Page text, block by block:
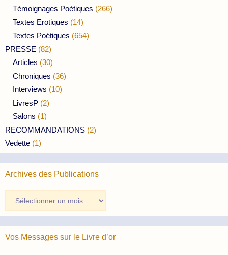
Témoignages Poétiques (266)
Textes Erotiques (14)
Textes Poétiques (654)
PRESSE (82)
Articles (30)
Chroniques (36)
Interviews (10)
LivresP (2)
Salons (1)
RECOMMANDATIONS (2)
Vedette (1)
Archives des Publications
des
Publications
Vos Messages sur le Livre d’or